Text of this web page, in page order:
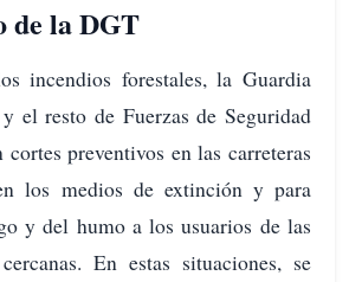
de la DGT
incendios forestales, la Guardia
el resto de Fuerzas de Seguridad
cortes preventivos en las carreteras
los medios de extinción y para
y del humo a los usuarios de las
En estas situaciones, se